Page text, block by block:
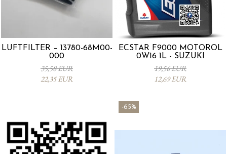
LUFTFILTER – 13780-68M00-
000
35,58 EUR
22,35 EUR
ECSTAR F9000 MOTORÖL
0W16 1L - SUZUKI
19,56 EUR
12,69 EUR
-65%